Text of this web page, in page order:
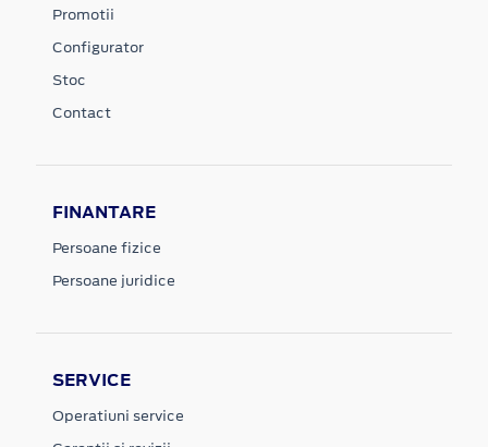
Promotii
Configurator
Stoc
Contact
FINANTARE
Persoane fizice
Persoane juridice
SERVICE
Operatiuni service